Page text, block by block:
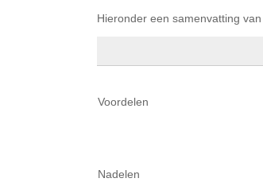
Hieronder een samenvatting
Voordelen
Nadelen